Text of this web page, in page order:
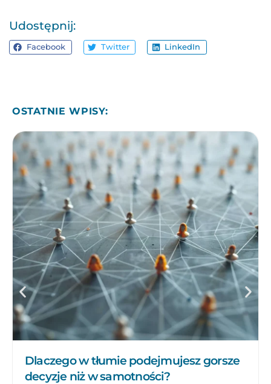
Udostępnij:
Facebook Twitter LinkedIn
OSTATNIE WPISY:
Dlaczego w tłumie podejmujesz gorsze
decyzje niż w samotności?